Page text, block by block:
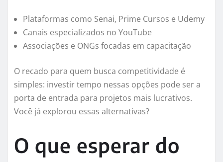
Plataformas como Senai, Prime Cursos e Udemy
Canais especializados no YouTube
Associações e ONGs focadas em capacitação
O recado para quem busca competitividade é
simples: investir tempo nessas opções pode ser a
porta de entrada para projetos mais lucrativos.
Você já explorou essas alternativas?
O que esperar do